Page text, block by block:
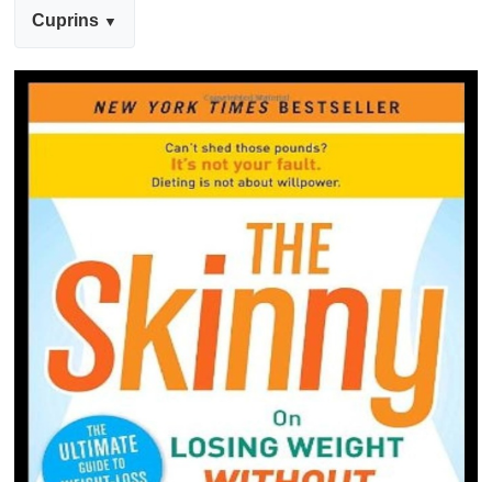
Cuprins